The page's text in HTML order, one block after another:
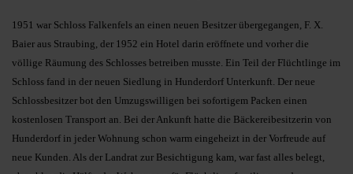
1951 war Schloss Falkenfels an einen neuen Besitzer übergegangen, F. X.
Baier aus Straubing, der 1952 ein Hotel darin eröffnete und vorher die
völlige Räumung des Schlosses betreiben musste. Ein Teil der Flüchtlinge im
Schloss fand in der neuen Siedlung in Hunderdorf Unterkunft. Der neue
Schlossbesitzer bot den Umzugswilligen bei sofortigem Packen einen
kostenlosen Transport an. Bei der Ankunft hatte die Bäckereibesitzerin von
Hunderdorf in jeder Wohnung schon warm eingeheizt in der Vorfreude auf
neue Kunden. Als der Landrat zur Besichtigung kam, war fast alles belegt,